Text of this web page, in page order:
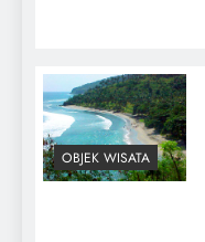
OBJEK WISATA